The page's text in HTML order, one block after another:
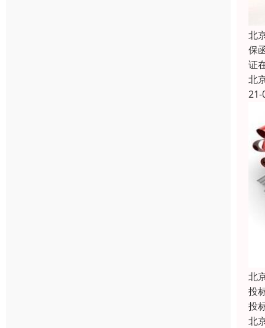
北
保
证
北
21-
北
投
投
北